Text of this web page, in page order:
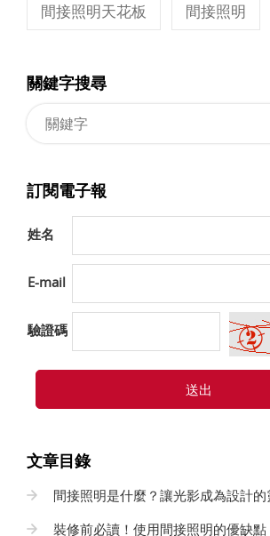
間接照明天花板 間接照明
關鍵字搜尋
訂閱電子報
姓名
E-mail
驗證碼
送出
文章目錄
間接照明是什麼？讓光影成為設計的
裝修前必讀！使用間接照明的優缺點